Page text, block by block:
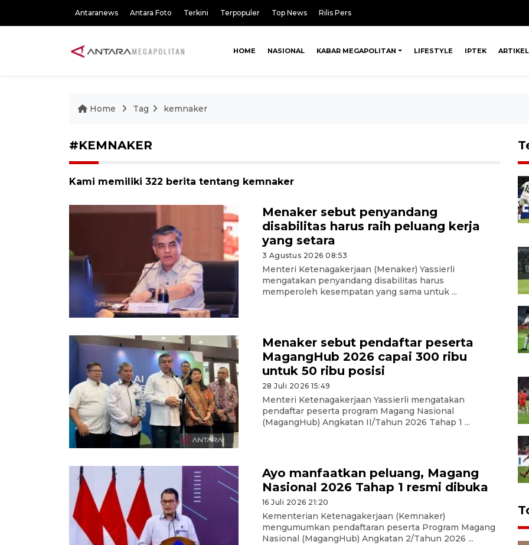
Antaranews Antara Foto Terkini Terpopuler Top News Rilis Pers
HOME NASIONAL KABAR MEGAPOLITAN LIFESTYLE IPTEK ARTIKEL
Home Tag kemnaker
#KEMNAKER
Kami memiliki 322 berita tentang kemnaker
Menaker sebut penyandang
disabilitas harus raih peluang kerja
yang setara
3 Agustus 2026 08:53
Menteri Ketenagakerjaan (Menaker) Yassierli
mengatakan penyandang disabilitas harus
memperoleh kesempatan yang sama untuk ...
Menaker sebut pendaftar peserta
MagangHub 2026 capai 300 ribu
untuk 50 ribu posisi
28 Juli 2026 15:49
Menteri Ketenagakerjaan Yassierli mengatakan
pendaftar peserta program Magang Nasional
(MagangHub) Angkatan II/Tahun 2026 Tahap 1 ...
Ayo manfaatkan peluang, Magang
Nasional 2026 Tahap 1 resmi dibuka
16 Juli 2026 21:20
Kementerian Ketenagakerjaan (Kemnaker)
mengumumkan pendaftaran peserta Program Magang
Nasional (MagangHub) Angkatan 2/Tahun 2026 ...